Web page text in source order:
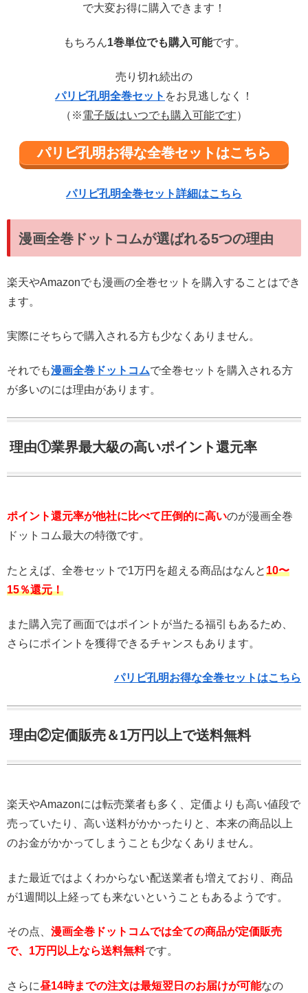
で大変お得に購入できます！
もちろん1巻単位でも購入可能です。
売り切れ続出の
パリピ孔明全巻セット をお見逃しなく！
（※電子版はいつでも購入可能です）
パリピ孔明お得な全巻セットはこちら
パリピ孔明全巻セット詳細はこちら
漫画全巻ドットコムが選ばれる5つの理由
楽天やAmazonでも漫画の全巻セットを購入することはでき
ます。
実際にそちらで購入される方も少なくありません。
それでも漫画全巻ドットコムで全巻セットを購入される方
が多いのには理由があります。
理由①業界最大級の高いポイント還元率
ポイント還元率が他社に比べて圧倒的に高いのが漫画全巻
ドットコム最大の特徴です。
たとえば、全巻セットで1万円を超える商品はなんと10〜
15％還元！
また購入完了画面ではポイントが当たる福引もあるため、
さらにポイントを獲得できるチャンスもあります。
パリピ孔明お得な全巻セットはこちら
理由②定価販売＆1万円以上で送料無料
楽天やAmazonには転売業者も多く、定価よりも高い値段で
売っていたり、高い送料がかかったりと、本来の商品以上
のお金がかかってしまうことも少なくありません。
また最近ではよくわからない配送業者も増えており、商品
が1週間以上経っても来ないということもあるようです。
その点、 漫画全巻ドットコムでは全ての商品が定価販売
で、1万円以上なら送料無料です。
さらに昼14時までの注文は最短翌日のお届けが可能なの